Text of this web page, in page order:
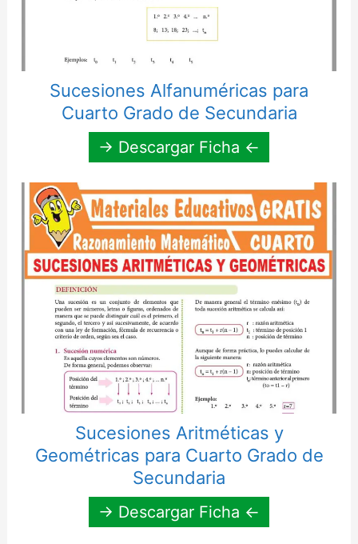
Sucesiones Alfanuméricas para
Cuarto Grado de Secundaria
→ Descargar Ficha ←
Sucesiones Aritméticas y
Geométricas para Cuarto Grado de
Secundaria
→ Descargar Ficha ←